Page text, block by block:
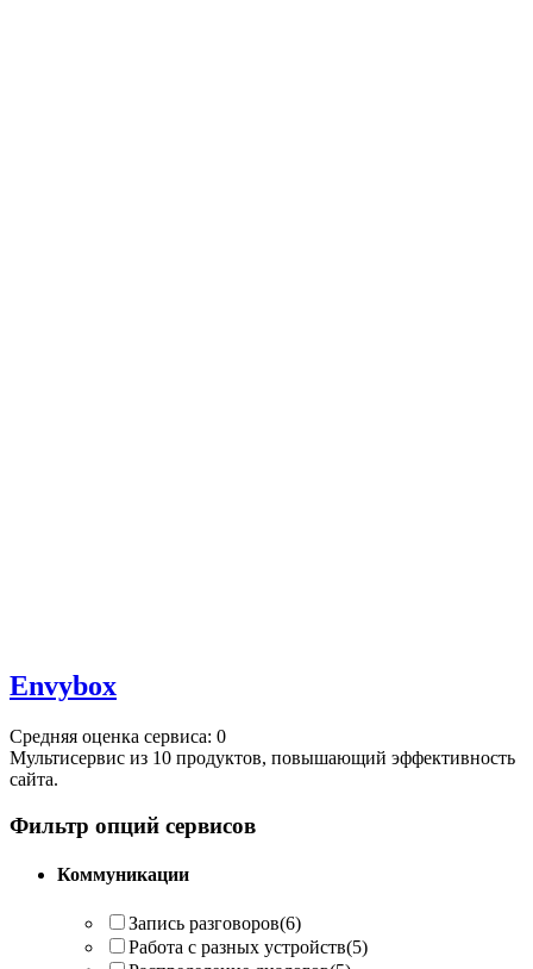
Envybox
Средняя оценка сервиса: 0
Мультисервис из 10 продуктов, повышающий эффективность
сайта.
Фильтр опций сервисов
Коммуникации
Запись разговоров(6)
Работа с разных устройств(5)